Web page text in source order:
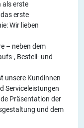
als erste
erste
Wir lieben
– neben dem
, Bestell- und
unsere Kundinnen
Serviceleistungen
Präsentation der
und dem